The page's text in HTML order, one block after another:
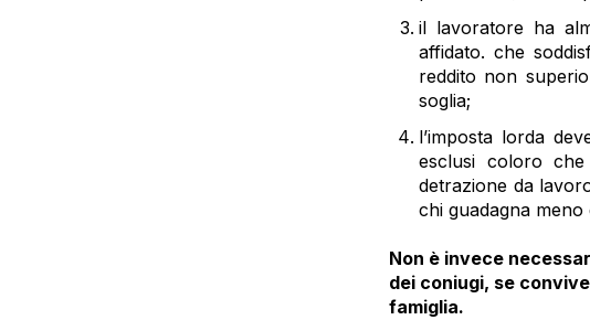
il lavoratore ha
affidato. che
reddito non
soglia;
l’imposta lorda
esclusi coloro
detrazione da
chi guadagna
Non è invece
dei coniugi, se
famiglia.